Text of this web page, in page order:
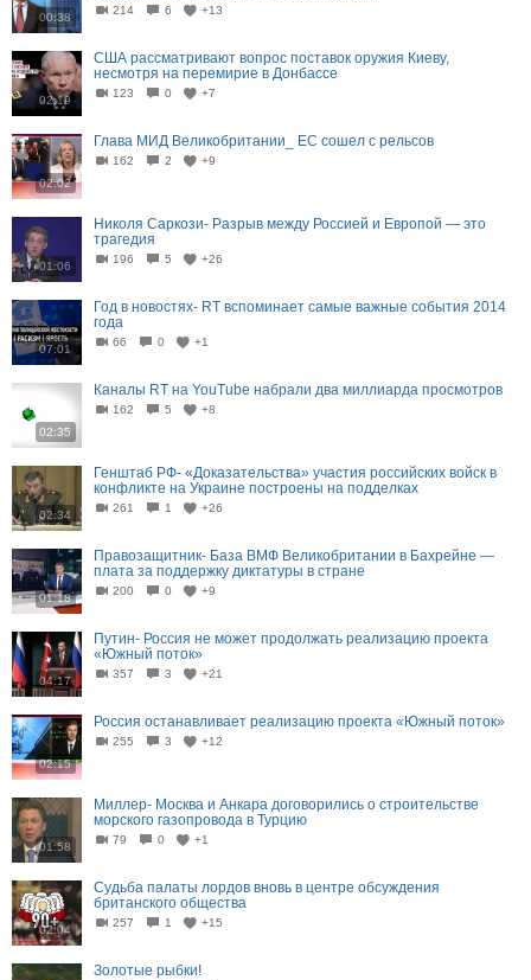
00:38
214 6 +13
02:19
США рассматривают вопрос поставок оружия Киеву,
несмотря на перемирие в Донбассе
123 0 +7
02:02
Глава МИД Великобритании_ ЕС сошел с рельсов
162 2 +9
01:06
Николя Саркози- Разрыв между Россией и Европой — это
трагедия
196 5 +26
07:01
Год в новостях- RT вспоминает самые важные события 2014
года
66 0 +1
02:35
Каналы RT на YouTube набрали два миллиарда просмотров
162 5 +8
02:34
Генштаб РФ- «Доказательства» участия российских войск в
конфликте на Украине построены на подделках
261 1 +26
01:18
Правозащитник- База ВМФ Великобритании в Бахрейне —
плата за поддержку диктатуры в стране
200 0 +9
04:17
Путин- Россия не может продолжать реализацию проекта
«Южный поток»
357 3 +21
02:15
Россия останавливает реализацию проекта «Южный поток»
255 3 +12
01:58
Миллер- Москва и Анкара договорились о строительстве
морского газопровода в Турцию
79 0 +1
02:04
Судьба палаты лордов вновь в центре обсуждения
британского общества
257 1 +15
Золотые рыбки!